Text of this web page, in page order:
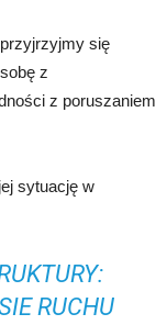
się
z
z poruszaniem
sytuację w
RUCHU